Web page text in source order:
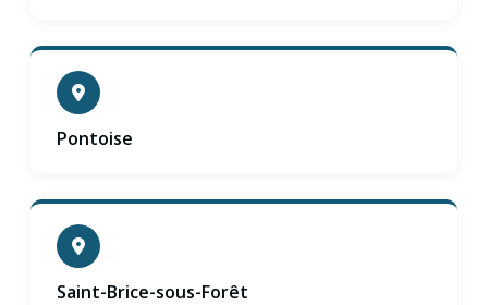
Pontoise
Saint-Brice-sous-Forêt